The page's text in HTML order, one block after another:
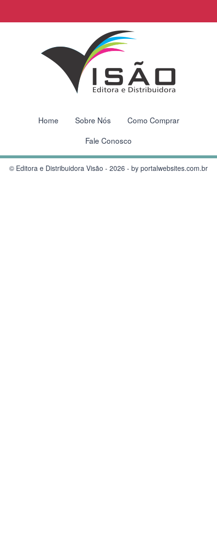
Home Sobre Nós
Como Comprar
Fale Conosco
© Editora e Distribuidora Visão - 2026 - by portalwebsites.com.br